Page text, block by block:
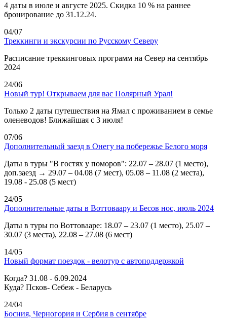
4 даты в июле и августе 2025. Скидка 10 % на раннее
бронирование до 31.12.24.
04/07
Треккинги и экскурсии по Русскому Северу
Расписание треккинговых программ на Север на сентябрь
2024
24/06
Новый тур! Открываем для вас Полярный Урал!
Только 2 даты путешествия на Ямал с проживанием в семье
оленеводов! Ближайшая с 3 июля!
07/06
Дополнительный заезд в Онегу на побережье Белого моря
Даты в туры "В гостях у поморов": 22.07 – 28.07 (1 место),
доп.заезд → 29.07 – 04.08 (7 мест), 05.08 – 11.08 (2 места),
19.08 - 25.08 (5 мест)
24/05
Дополнительные даты в Воттоваару и Бесов нос, июль 2024
Даты в туры по Воттовааре: 18.07 – 23.07 (1 место), 25.07 –
30.07 (3 места), 22.08 – 27.08 (6 мест)
14/05
Новый формат поездок - велотур с автоподдержкой
Когда? 31.08 - 6.09.2024
Куда? Псков- Себеж - Беларусь
24/04
Босния, Черногория и Сербия в сентябре